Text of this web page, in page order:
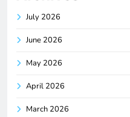
July 2026
June 2026
May 2026
April 2026
March 2026